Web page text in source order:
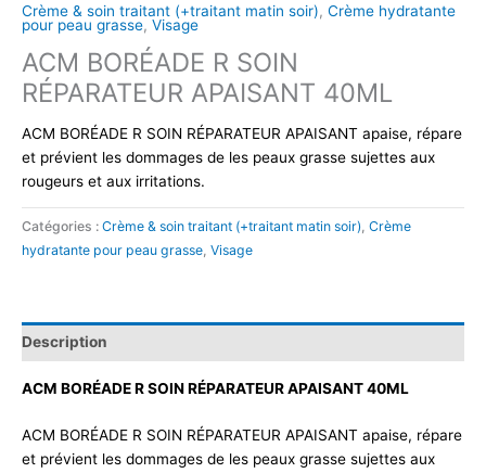
Crème & soin traitant (+traitant matin soir), Crème hydratante
pour peau grasse, Visage
ACM BORÉADE R SOIN
RÉPARATEUR APAISANT 40ML
ACM BORÉADE R SOIN RÉPARATEUR APAISANT apaise, répare
et prévient les dommages de les peaux grasse sujettes aux
rougeurs et aux irritations.
Catégories : Crème & soin traitant (+traitant matin soir), Crème
hydratante pour peau grasse, Visage
Description
ACM BORÉADE R SOIN RÉPARATEUR APAISANT 40ML
ACM BORÉADE R SOIN RÉPARATEUR APAISANT apaise, répare
et prévient les dommages de les peaux grasse sujettes aux